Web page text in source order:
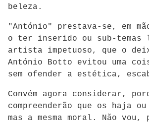
beleza.
"António" prestava-se, em
o ter inserido ou sub-temas
artista impetuoso, que o
António Botto evitou uma
sem ofender a estética,
Convém agora considerar,
compreenderão que os haja
mas a mesma moral. Não